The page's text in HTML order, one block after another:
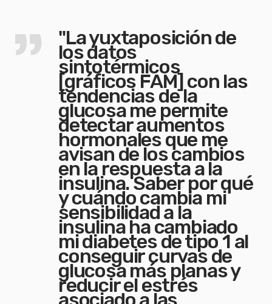
"La yuxtaposición de
los datos
sintotérmicos
[gráficos FAM] con las
tendencias de la
glucosa me permite
detectar aumentos
hormonales que me
avisan de los cambios
en la respuesta a la
insulina. Saber por qué
y cuándo cambia mi
sensibilidad a la
insulina ha cambiado
mi diabetes de tipo 1 al
conseguir curvas de
glucosa más planas y
reducir el estrés